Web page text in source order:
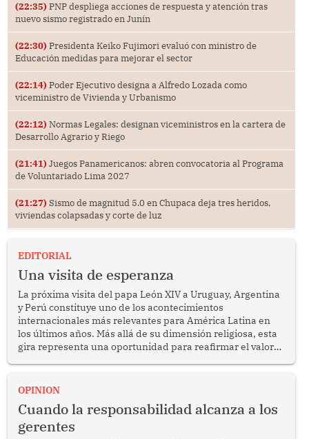
(22:35) PNP despliega acciones de respuesta y atención tras
nuevo sismo registrado en Junín
(22:30) Presidenta Keiko Fujimori evaluó con ministro de
Educación medidas para mejorar el sector
(22:14) Poder Ejecutivo designa a Alfredo Lozada como
viceministro de Vivienda y Urbanismo
(22:12) Normas Legales: designan viceministros en la cartera de
Desarrollo Agrario y Riego
(21:41) Juegos Panamericanos: abren convocatoria al Programa
de Voluntariado Lima 2027
(21:27) Sismo de magnitud 5.0 en Chupaca deja tres heridos,
viviendas colapsadas y corte de luz
EDITORIAL
Una visita de esperanza
La próxima visita del papa León XIV a Uruguay, Argentina
y Perú constituye uno de los acontecimientos
internacionales más relevantes para América Latina en
los últimos años. Más allá de su dimensión religiosa, esta
gira representa una oportunidad para reafirmar el valor
enfrenta desafíos en materia de desarrollo, cohesión
OPINION
Cuando la responsabilidad alcanza a los
gerentes